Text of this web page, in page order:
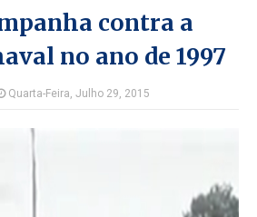
contra a
no ano de 1997
Quarta-Feira, Julho 29, 2015